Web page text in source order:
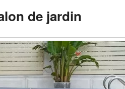
de jardin